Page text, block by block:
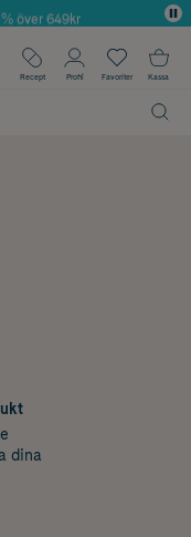
över 649kr
Recept Profil Favoriter Kassa
dina